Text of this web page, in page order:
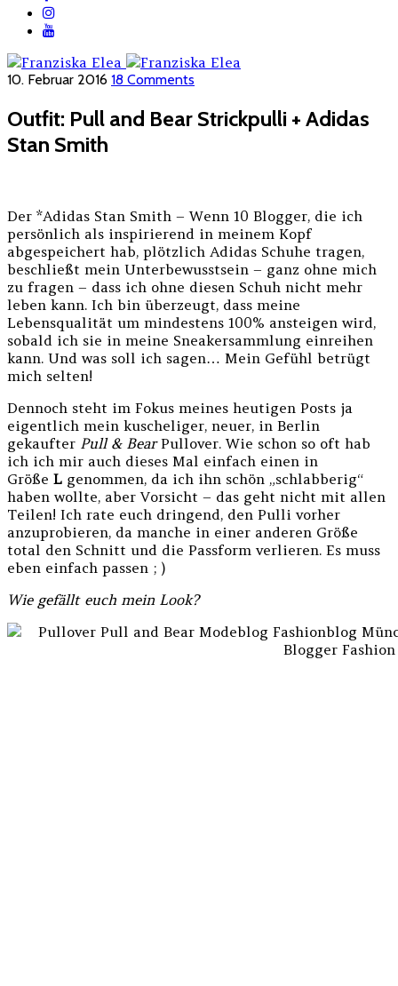
10. Februar 2016 18 Comments
Outfit: Pull and Bear Strickpulli + Adidas
Stan Smith
Der *Adidas Stan Smith – Wenn 10 Blogger, die ich
persönlich als inspirierend in meinem Kopf
abgespeichert hab, plötzlich Adidas Schuhe tragen,
beschließt mein Unterbewusstsein – ganz ohne mich
zu fragen – dass ich ohne diesen Schuh nicht mehr
leben kann. Ich bin überzeugt, dass meine
Lebensqualität um mindestens 100% ansteigen wird,
sobald ich sie in meine Sneakersammlung einreihen
kann. Und was soll ich sagen… Mein Gefühl betrügt
mich selten!
Dennoch steht im Fokus meines heutigen Posts ja
eigentlich mein kuscheliger, neuer, in Berlin
gekaufter Pull & BearPullover. Wie schon so oft hab
ich ich mir auch dieses Mal einfach einen in
Größe L genommen, da ich ihn schön „schlabberig“
haben wollte, aber Vorsicht – das geht nicht mit allen
Teilen! Ich rate euch dringend, den Pulli vorher
anzuprobieren, da manche in einer anderen Größe
total den Schnitt und die Passform verlieren. Es muss
eben einfach passen ; )
Wie gefällt euch mein Look?